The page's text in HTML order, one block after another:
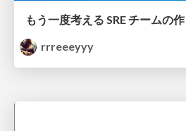
rrreeeyyy